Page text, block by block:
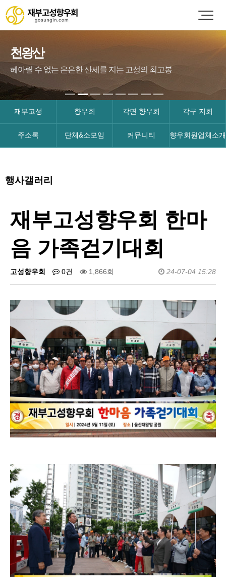
천왕산
헤아릴 수 없는 은은한 산세를 지는 고성의 최고봉
재부고성 향우회 각면 향우회 각구 지회
주소록 단체&소모임 커뮤니티 향우회원업체소개
행사갤러리
재부고성향우회 한마
음 가족걷기대회
고성향우회 0건 1,866회 24-07-04 15:28